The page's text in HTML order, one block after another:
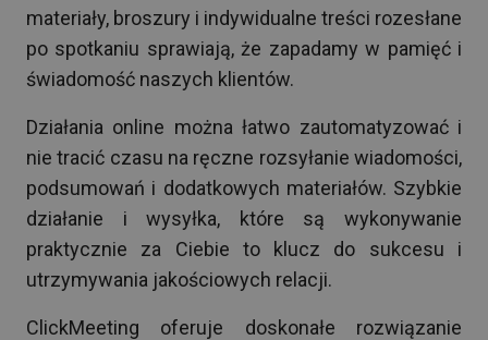
materiały, broszury i indywidualne treści rozesłane
po spotkaniu sprawiają, że zapadamy w pamięć i
świadomość naszych klientów.
Działania online można łatwo zautomatyzować i
nie tracić czasu na ręczne rozsyłanie wiadomości,
podsumowań i dodatkowych materiałów. Szybkie
działanie i wysyłka, które są wykonywanie
praktycznie za Ciebie to klucz do sukcesu i
utrzymywania jakościowych relacji.
ClickMeeting oferuje doskonałe rozwiązanie